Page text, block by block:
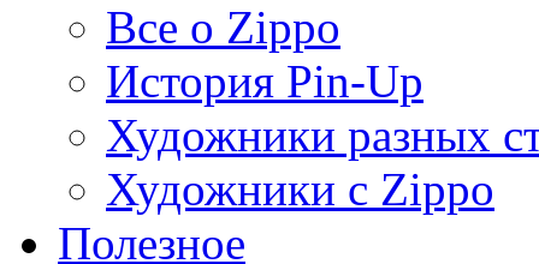
Все о Zippo
История Pin-Up
Художники разных
Художники с Zippo
Полезное